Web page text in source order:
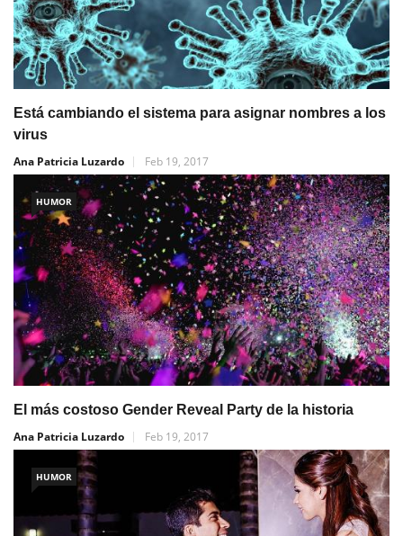
Está cambiando el sistema para asignar nombres a los
virus
Ana Patricia Luzardo
Feb 19, 2017
HUMOR
El más costoso Gender Reveal Party de la historia
Ana Patricia Luzardo
Feb 19, 2017
HUMOR